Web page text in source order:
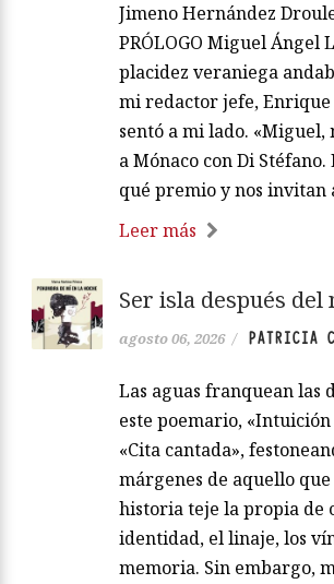
Jimeno Hernández
PRÓLOGO Miguel Ángel
placidez veraniega
mi redactor jefe, Enrique
sentó a mi lado. «Miguel,
a Mónaco con Di Stéfano.
qué premio y nos invitan
Leer más
Ser isla después del
agosto 06, 2026 / PATRICIA
Las aguas franquean las
este poemario,
«Cita cantada»,
márgenes de aquello
historia teje la propia de
identidad, el linaje, los
memoria. Sin embargo,